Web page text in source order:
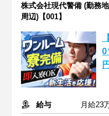
株式会社現代警備 (勤務
周辺)【001】
0
給与
月給23